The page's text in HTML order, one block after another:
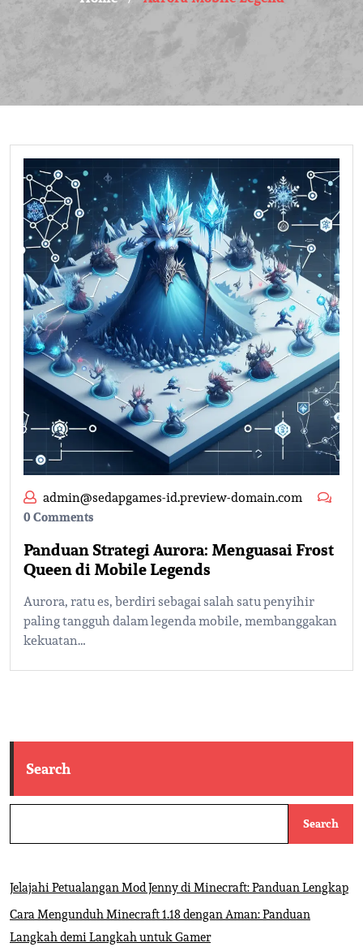
admin@sedapgames-id.preview-domain.com
0 Comments
Panduan Strategi Aurora: Menguasai Frost
Queen di Mobile Legends
Aurora, ratu es, berdiri sebagai salah satu penyihir
paling tangguh dalam legenda mobile, membanggakan
kekuatan…
Search
Search
Jelajahi Petualangan Mod Jenny di Minecraft: Panduan Lengkap
Cara Mengunduh Minecraft 1.18 dengan Aman: Panduan
Langkah demi Langkah untuk Gamer